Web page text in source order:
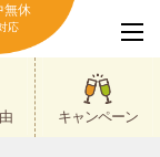
無休
応
キャンペーン